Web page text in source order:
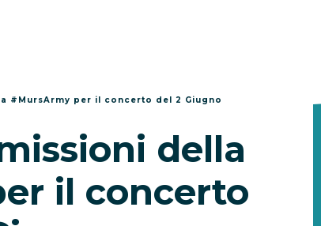
#MursArmy per il concerto del 2 Giugno
della
il concerto